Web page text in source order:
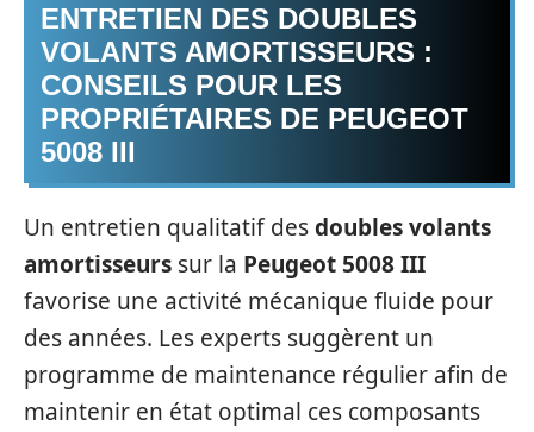
ENTRETIEN DES DOUBLES
VOLANTS AMORTISSEURS :
CONSEILS POUR LES
PROPRIÉTAIRES DE PEUGEOT
5008 III
Un entretien qualitatif desdoubles volants
amortisseurs sur la Peugeot 5008 III
favorise une activité mécanique fluide pour
des années. Les experts suggèrent un
programme de maintenance régulier afin de
maintenir en état optimal ces composants